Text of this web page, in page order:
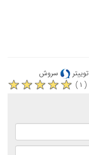
توییتر
سروش
( ۱ )